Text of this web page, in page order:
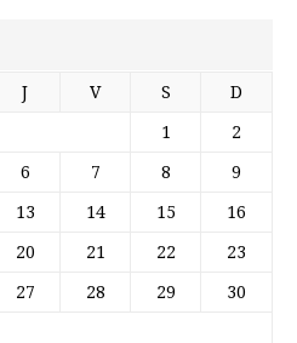
J V S D
1 2
6 7 8 9
13 14 15 16
20 21 22 23
27 28 29 30